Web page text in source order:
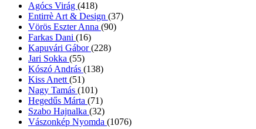
Agócs Virág (418)
Entirrè Art & Design (37)
Vörös Eszter Anna (90)
Farkas Dani (16)
Kapuvári Gábor(228)
Jari Sokka (55)
Kószó András (138)
Kiss Anett (51)
Nagy Tamás (101)
Hegedűs Márta (71)
Szabo Hajnalka (32)
Vászonkép Nyomda (1076)